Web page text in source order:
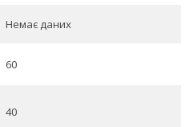
Немає даних
60
40